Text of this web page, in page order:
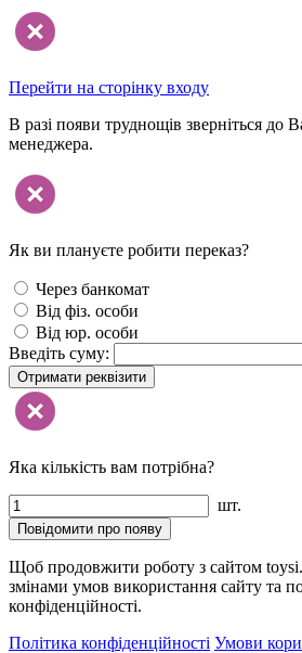
Перейти на сторінку входу
В разі появи труднощів зверніться до
менеджера.
Як ви плануєте робити переказ?
Через банкомат
Від фіз. особи
Від юр. особи
Введіть суму:
Отримати реквізити
Яка кількість вам потрібна?
шт.
Повідомити про появу
Щоб продовжити роботу з сайтом
змінами умов використання сайту та
конфіденційності.
Політика конфіденційності Умови